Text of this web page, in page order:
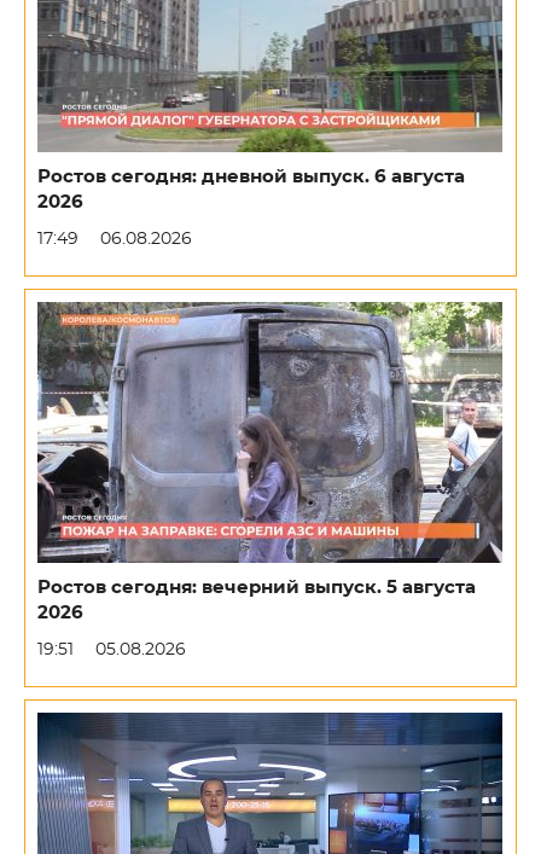
Ростов сегодня: дневной выпуск. 6 августа
2026
17:49 06.08.2026
Ростов сегодня: вечерний выпуск. 5 августа
2026
19:51 05.08.2026